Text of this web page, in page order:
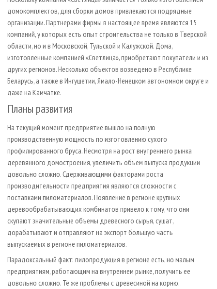
домокомплектов, для сборки домов привлекаются подрядные
организации. Партнерами фирмы в настоящее время являются 15
компаний, у которых есть опыт строительства не только в Тверской
области, но и в Московской, Тульской и Калужской. Дома,
изготовленные компанией «Светлица», приобретают покупатели и из
других регионов. Несколько объектов возведено в Республике
Беларусь, а также в Ингушетии, Ямало-Ненецком автономном округе и
даже на Камчатке.
Планы развития
На текущий момент предприятие вышло на полную
производственную мощность по изготовлению сухого
профилированного бруса. Несмотря на рост внутреннего рынка
деревянного домостроения, увеличить объем выпуска продукции
довольно сложно. Сдерживающими факторами роста
производительности предприятия являются сложности с
поставками пиломатериалов. Появление в регионе крупных
деревообрабатывающих комбинатов привело к тому, что они
скупают значительные объемы древесного сырья, сушат,
дорабатывают и отправляют на экспорт большую часть
выпускаемых в регионе пиломатериалов.
Парадоксальный факт: пилопродукция в регионе есть, но малым
предприятиям, работающим на внутреннем рынке, получить ее
довольно сложно. Те же проблемы с древесиной на корню.